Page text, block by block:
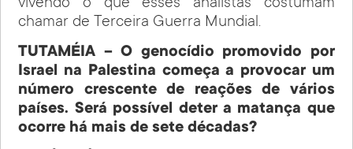
vivendo o que esses analistas costumam
chamar de Terceira Guerra Mundial.
TUTAMÉIA – O genocídio promovido por
Israel na Palestina começa a provocar um
número crescente de reações de vários
países. Será possível deter a matança que
ocorre há mais de sete décadas?